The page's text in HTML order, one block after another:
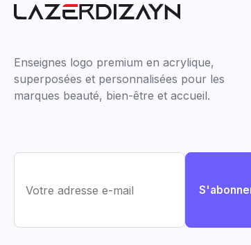
Enseignes logo premium en acrylique,
superposées et personnalisées pour les
marques beauté, bien-être et accueil.